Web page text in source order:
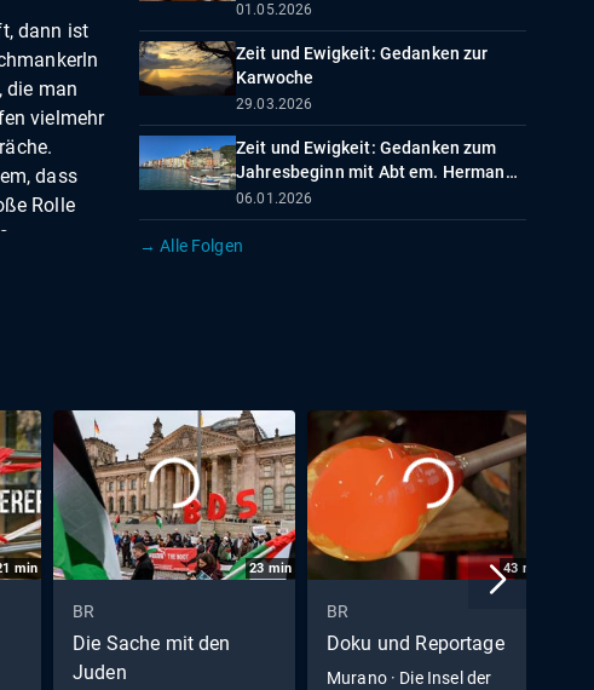
dann ist
die man
vielmehr
dass
Rolle
01.05.2026
Zeit und Ewigkeit: Gedanken zur
Karwoche
29.03.2026
Zeit und Ewigkeit: Gedanken zum
Jahresbeginn mit Abt em. Hermann
Josef Kugler OPraem
06.01.2026
→ Alle Folgen
min 23 min
BR
Die Sache mit den
Juden
43 min
BR
Doku und Reportage
Murano · Die Insel der